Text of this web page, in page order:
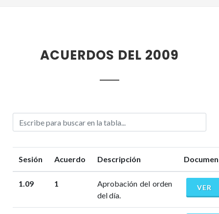
ACUERDOS DEL 2009
Sesión Acuerdo Descripción
1.09 1
Aprobación del orden
del día.
VER